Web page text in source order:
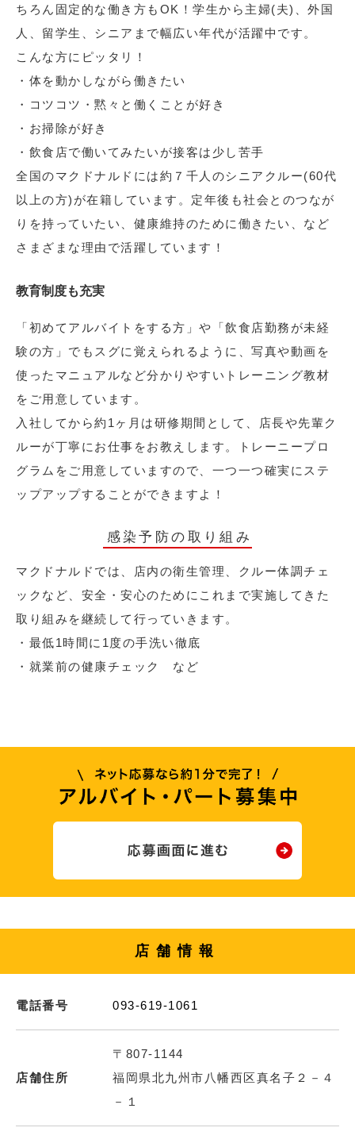
ちろん固定的な働き方もOK！学生から主婦(夫)、外国
人、留学生、シニアまで幅広い年代が活躍中です。
こんな方にピッタリ！
・体を動かしながら働きたい
・コツコツ・黙々と働くことが好き
・お掃除が好き
・飲食店で働いてみたいが接客は少し苦手
全国のマクドナルドには約７千人のシニアクルー(60代
以上の方)が在籍しています。定年後も社会とのつなが
りを持っていたい、健康維持のために働きたい、など
さまざまな理由で活躍しています！
教育制度も充実
「初めてアルバイトをする方」や「飲食店勤務が未経
験の方」でもスグに覚えられるように、写真や動画を
使ったマニュアルなど分かりやすいトレーニング教材
をご用意しています。
入社してから約1ヶ月は研修期間として、店長や先輩ク
ルーが丁寧にお仕事をお教えします。トレーニープロ
グラムをご用意していますので、一つ一つ確実にステ
ップアップすることができますよ！
感染予防の取り組み
マクドナルドでは、店内の衛生管理、クルー体調チェ
ックなど、安全・安心のためにこれまで実施してきた
取り組みを継続して行っていきます。
・最低1時間に1度の手洗い徹底
・就業前の健康チェック など
店舗情報
電話番号 093-619-1061
店舗住所
〒807-1144
福岡県北九州市八幡西区真名子２－４
－１